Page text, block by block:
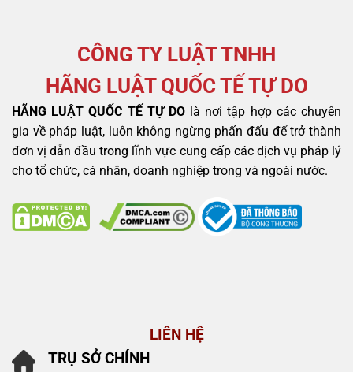
CÔNG TY LUẬT TNHH
HÃNG LUẬT QUỐC TẾ TỰ DO
HÃNG LUẬT QUỐC TẾ TỰ DOlà nơi tập hợp các chuyên
gia về pháp luật, luôn không ngừng phấn đấu để trở thành
đơn vị dẫn đầu trong lĩnh vực cung cấp các dịch vụ pháp lý
cho tổ chức, cá nhân, doanh nghiệp trong và ngoài nước.
LIÊN HỆ
TRỤ SỞ CHÍNH